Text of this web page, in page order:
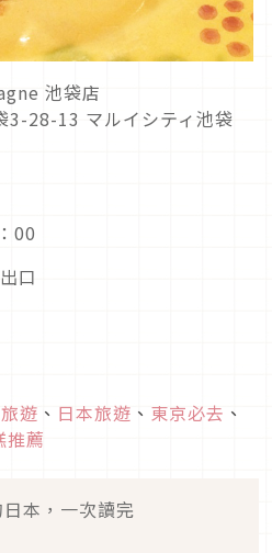
池袋店
3-28-13 マルイシティ池袋
00
口
旅遊 、 日本旅遊 、 東京必去 、
推薦
本，一次讀完